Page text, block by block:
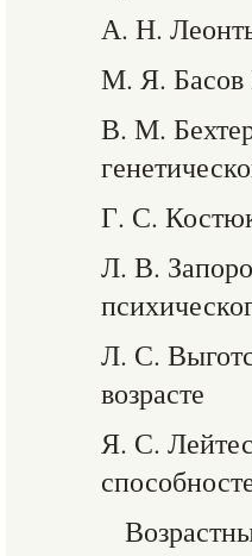
А. Н.
М. Я. Басов
В. М.
Г. С.
Л. В.
Л. С.
возрасте
Я. С.